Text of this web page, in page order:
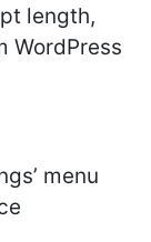
length,
WordPress
menu